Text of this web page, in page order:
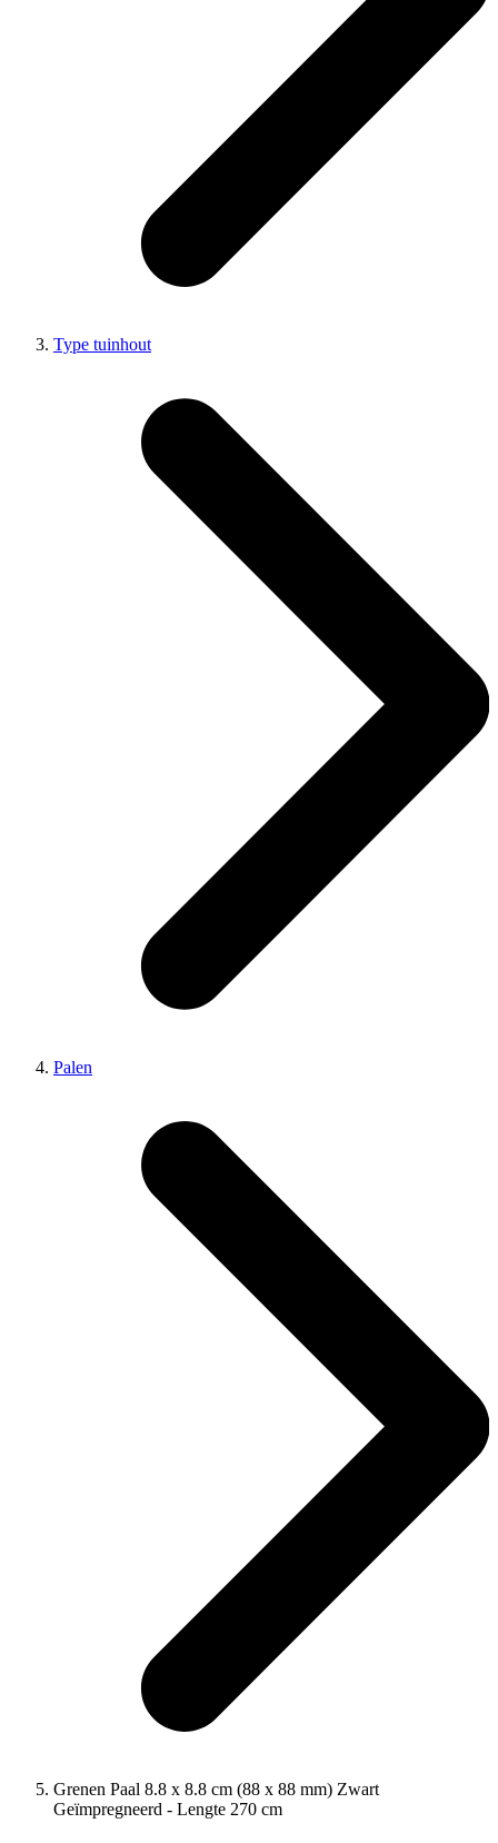
Type tuinhout
Palen
Grenen Paal 8.8 x 8.8 cm (88 x 88 mm) Zwart
Geïmpregneerd - Lengte 270 cm